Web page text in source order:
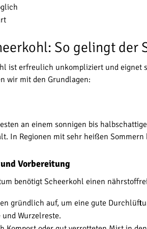
So gelingt der
ist erfreulich unkompliziert und eignet
wir mit den Grundlagen:
an einem sonnigen bis
In Regionen mit sehr heißen
Vorbereitung
benötigt Scheerkohl einen
gründlich auf, um eine gute
Wurzelreste.